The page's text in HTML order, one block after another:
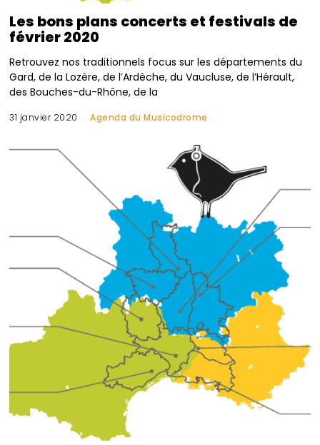
Les bons plans concerts et festivals de
février 2020
Retrouvez nos traditionnels focus sur les départements du
Gard, de la Lozère, de l’Ardèche, du Vaucluse, de l’Hérault,
des Bouches-du-Rhône, de la
31 janvier 2020 Agenda du Musicodrome